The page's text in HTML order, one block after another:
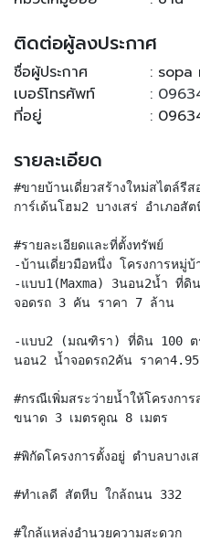
ติดต่อผู้ลงประกาศ
ชื่อผู้ประกาศ
: sopa
เบอร์โทรศัพท์
:
ที่อยู่
:
รายละเอียด
#ขายบ้านเดี่ยวสร้างใหม่สไตล์รี
การ์เด้นโฮม2 บางเสร่ อำเภอสั
#รายละเอียดและที่ตั้งทรัพย์
-บ้านเดี่ยวมือหนึ่ง โครงการหมู่
-แบบ1(Maxma) 3นอน2น้ำ ที่
จอดรถ 3 คัน ราคา 7 ล้าน
-แบบ2 (มณฑิรา) ที่ดิน 100 ต
นอน2 น้ำจอดรถ2คัน ราคา
#กรณีเพิ่มสระว่ายน้ำให้โครงกา
ขนาด 3 เมตรคูณ 8 เมตร
#พิกัดโครงการตั้งอยู่ ตำบลบาง
#ทำเลดี สัตหีบ ใกล้ถนน 332
#ใกล้แหล่งอำนวยความสะดวก